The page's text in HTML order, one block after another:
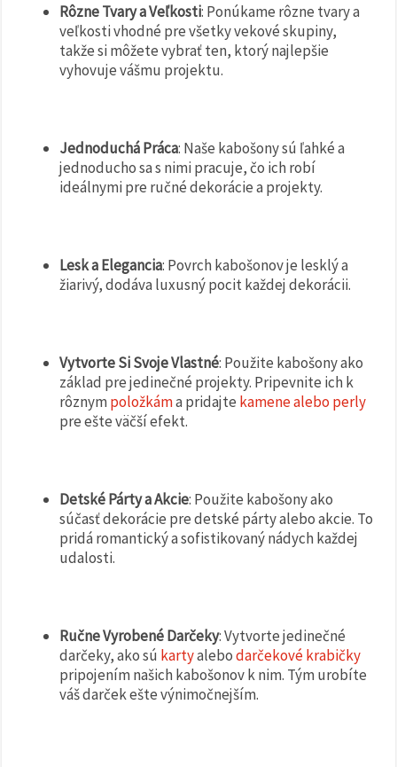
Rôzne Tvary a Veľkosti: Ponúkame rôzne tvary a
veľkosti vhodné pre všetky vekové skupiny,
takže si môžete vybrať ten, ktorý najlepšie
vyhovuje vášmu projektu.
Jednoduchá Práca: Naše kabošony sú ľahké a
jednoducho sa s nimi pracuje, čo ich robí
ideálnymi pre ručné dekorácie a projekty.
Lesk a Elegancia: Povrch kabošonov je lesklý a
žiarivý, dodáva luxusný pocit každej dekorácii.
Vytvorte Si Svoje Vlastné: Použite kabošony ako
základ pre jedinečné projekty. Pripevnite ich k
rôznym položkáma pridajte kamene alebo perly
pre ešte väčší efekt.
Detské Párty a Akcie: Použite kabošony ako
súčasť dekorácie pre detské párty alebo akcie. To
pridá romantický a sofistikovaný nádych každej
udalosti.
Ručne Vyrobené Darčeky: Vytvorte jedinečné
darčeky, ako sú kartyalebodarčekové krabičky
pripojením našich kabošonov k nim. Tým urobíte
váš darček ešte výnimočnejším.